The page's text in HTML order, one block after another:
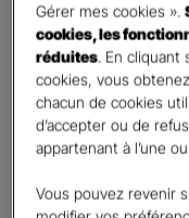
Monsieur
Contact*
First
Téléphone*
United
States
Gérer mes cookies ».
cookies, les
réduites. En cliquant
cookies, vous
chacun de cookies
d’accepter ou de
appartenant à l’une
Vous pouvez revenir